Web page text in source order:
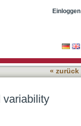
Einloggen
« zurück
variability